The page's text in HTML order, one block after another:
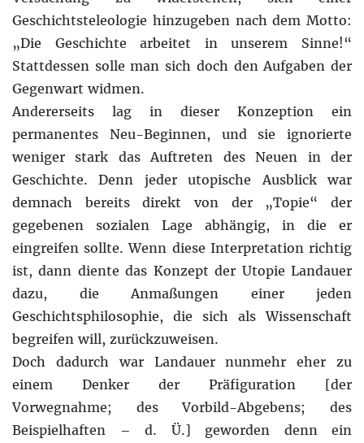
Geschichtsteleologie hinzugeben nach dem Motto:
„Die Geschichte arbeitet in unserem Sinne!“
Stattdessen solle man sich doch den Aufgaben der
Gegenwart widmen.
Andererseits lag in dieser Konzeption ein
permanentes Neu-Beginnen, und sie ignorierte
weniger stark das Auftreten des Neuen in der
Geschichte. Denn jeder utopische Ausblick war
demnach bereits direkt von der „Topie“ der
gegebenen sozialen Lage abhängig, in die er
eingreifen sollte. Wenn diese Interpretation richtig
ist, dann diente das Konzept der Utopie Landauer
dazu, die Anmaßungen einer jeden
Geschichtsphilosophie, die sich als Wissenschaft
begreifen will, zurückzuweisen.
Doch dadurch war Landauer nunmehr eher zu
einem Denker der Präfiguration [der
Vorwegnahme; des Vorbild-Abgebens; des
Beispielhaften – d. Ü.] geworden denn ein